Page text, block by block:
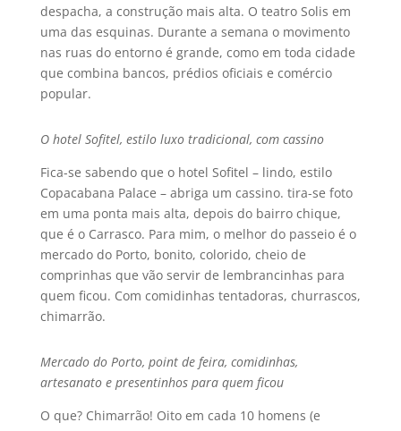
despacha, a construção mais alta. O teatro Solis em
uma das esquinas. Durante a semana o movimento
nas ruas do entorno é grande, como em toda cidade
que combina bancos, prédios oficiais e comércio
popular.
O hotel Sofitel, estilo luxo tradicional, com cassino
Fica-se sabendo que o hotel Sofitel – lindo, estilo
Copacabana Palace – abriga um cassino. tira-se foto
em uma ponta mais alta, depois do bairro chique,
que é o Carrasco. Para mim, o melhor do passeio é o
mercado do Porto, bonito, colorido, cheio de
comprinhas que vão servir de lembrancinhas para
quem ficou. Com comidinhas tentadoras, churrascos,
chimarrão.
Mercado do Porto, point de feira, comidinhas,
artesanato e presentinhos para quem ficou
O que? Chimarrão! Oito em cada 10 homens (e